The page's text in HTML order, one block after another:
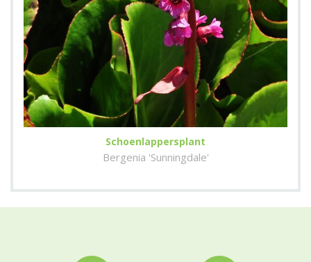
Schoenlappersplant
Bergenia 'Sunningdale'